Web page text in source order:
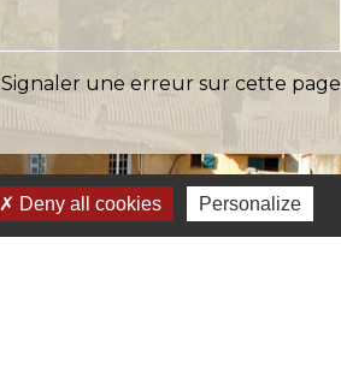
Signaler une erreur sur cette page
Deny all cookies Personalize